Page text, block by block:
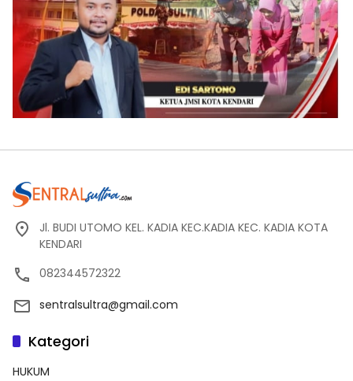
Jl. BUDI UTOMO KEL. KADIA KEC.KADIA KEC. KADIA KOTA
KENDARI
082344572322
sentralsultra@gmail.com
Kategori
HUKUM